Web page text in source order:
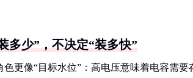
多少”，不决定“装多快”
色更像“目标水位”：高电压意味着电容需